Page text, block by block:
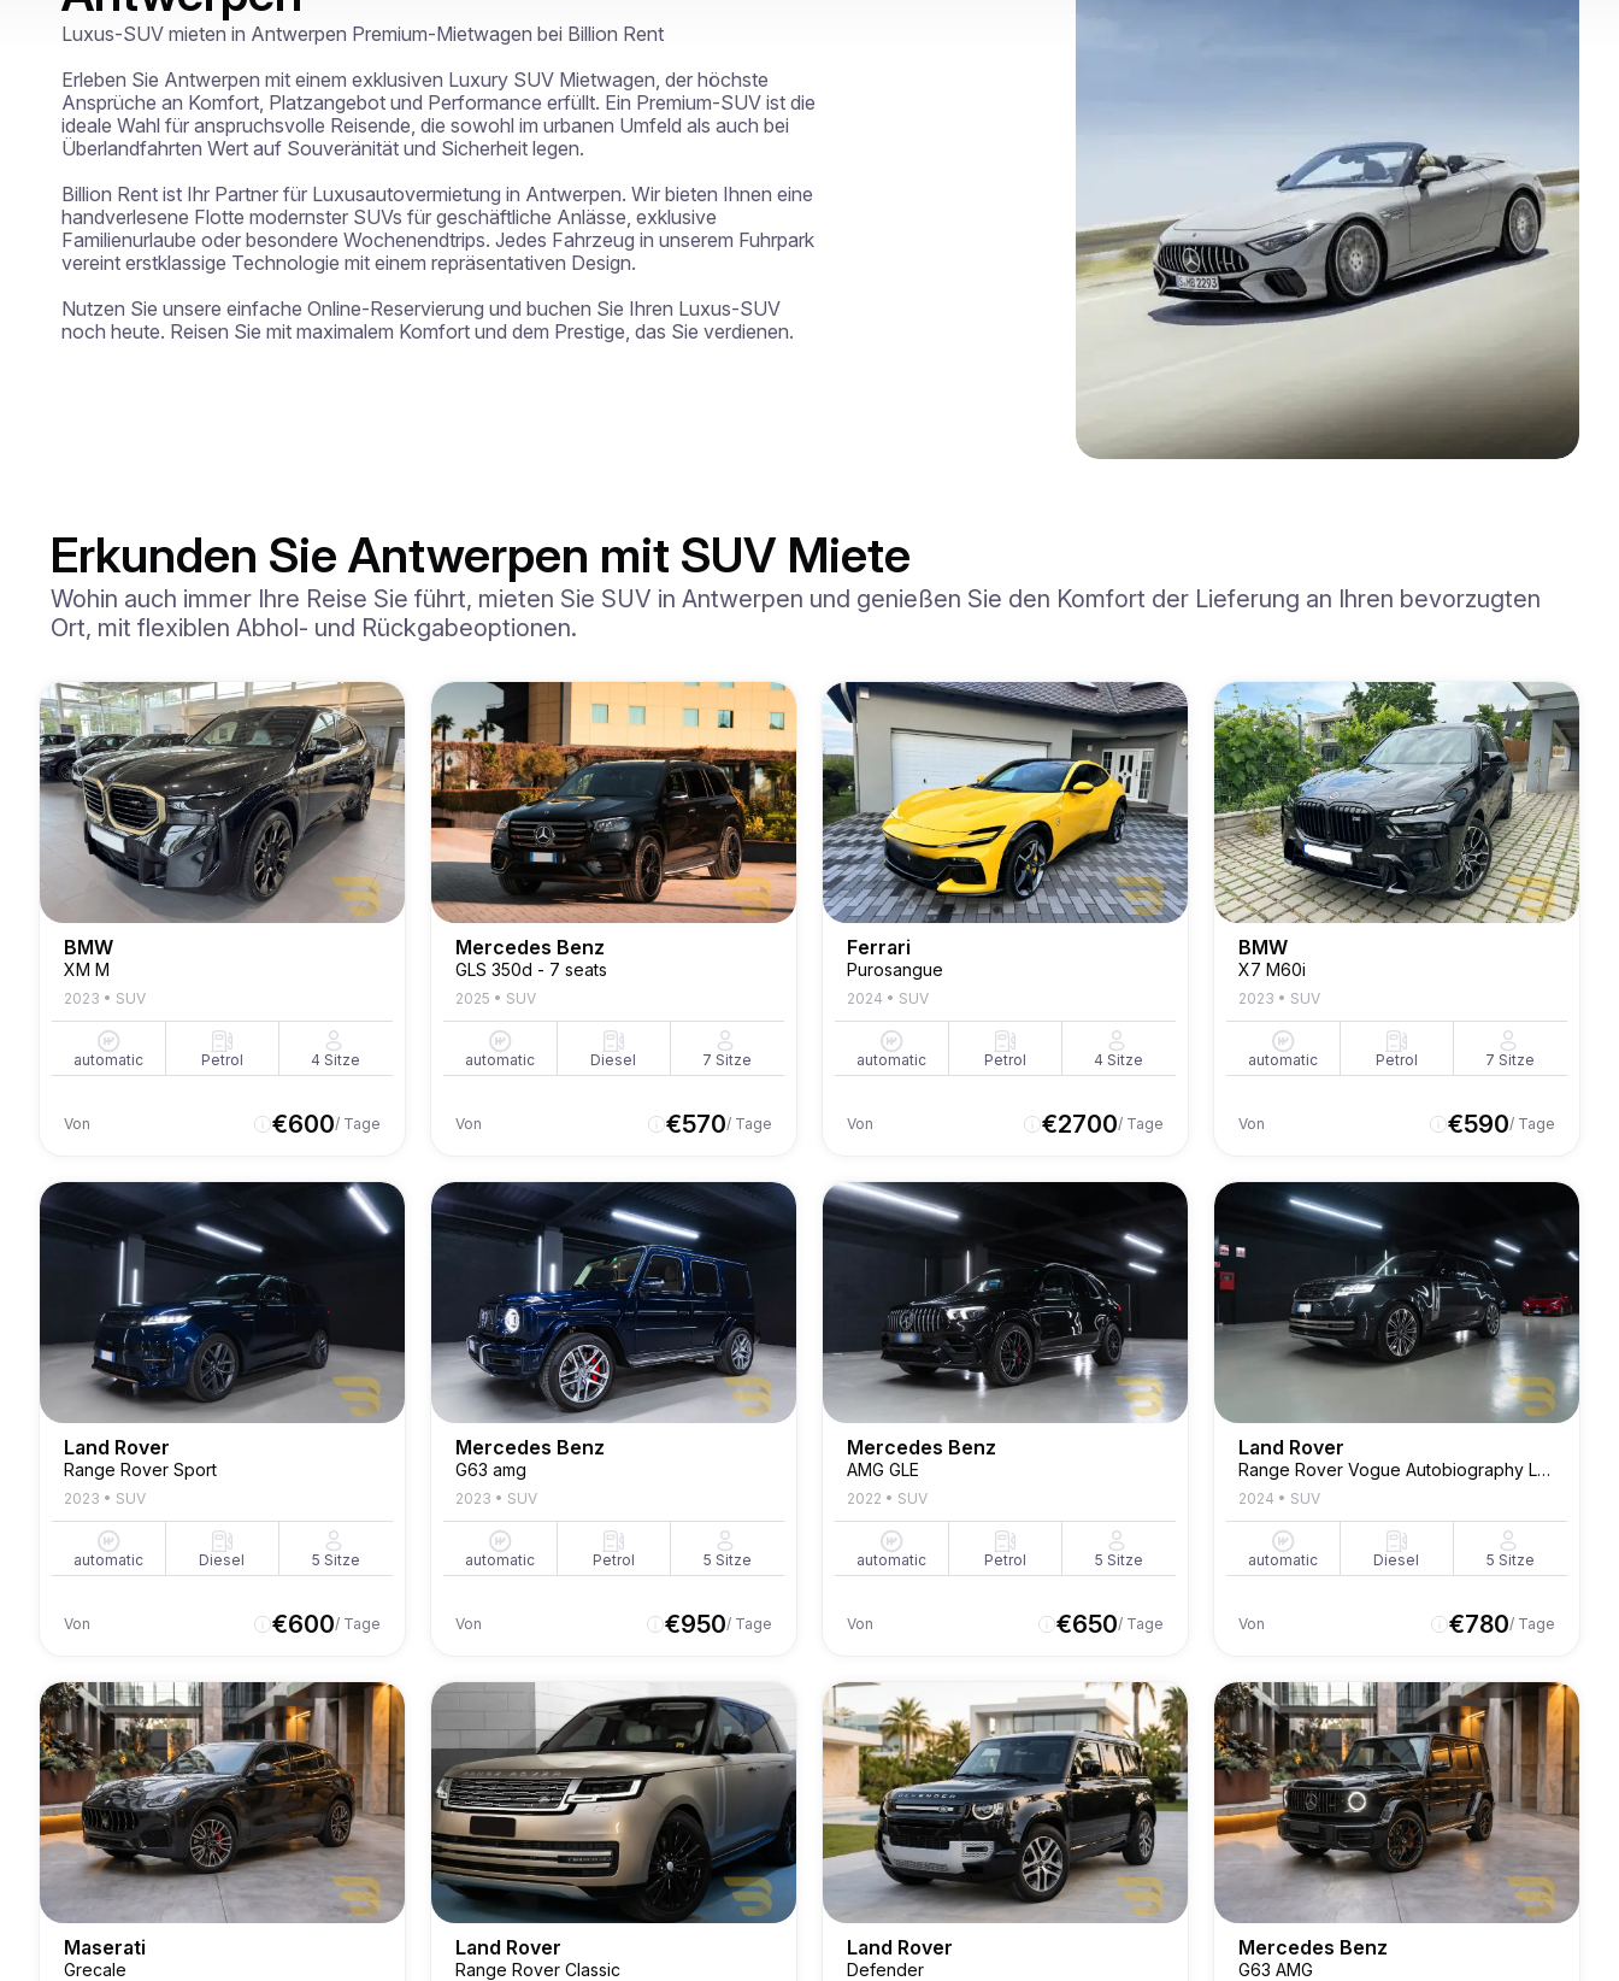
Luxus-SUV mieten in Antwerpen Premium-Mietwagen bei Billion Rent
Erleben Sie Antwerpen mit einem exklusiven Luxury SUV Mietwagen, der höchste
Ansprüche an Komfort, Platzangebot und Performance erfüllt. Ein Premium-SUV ist die
ideale Wahl für anspruchsvolle Reisende, die sowohl im urbanen Umfeld als auch bei
Überlandfahrten Wert auf Souveränität und Sicherheit legen.
Billion Rent ist Ihr Partner für Luxusautovermietung in Antwerpen. Wir bieten Ihnen eine
handverlesene Flotte modernster SUVs für geschäftliche Anlässe, exklusive
Familienurlaube oder besondere Wochenendtrips. Jedes Fahrzeug in unserem Fuhrpark
vereint erstklassige Technologie mit einem repräsentativen Design.
Nutzen Sie unsere einfache Online-Reservierung und buchen Sie Ihren Luxus-SUV
noch heute. Reisen Sie mit maximalem Komfort und dem Prestige, das Sie verdienen.
Erkunden Sie Antwerpen mit SUV Miete
Wohin auch immer Ihre Reise Sie führt, mieten Sie SUV in Antwerpen und genießen Sie den Komfort der Lieferung an Ihren bevorzugten
Ort, mit flexiblen Abhol- und Rückgabeoptionen.
BMW
XM M
2023 • SUV
automatic Petrol 4 Sitze
Von €600/ Tage
Mercedes Benz
GLS 350d - 7 seats
2025 • SUV
automatic Diesel 7 Sitze
Von €570/ Tage
Ferrari
Purosangue
2024 • SUV
automatic Petrol 4 Sitze
Von €2700/ Tage
BMW
X7 M60i
2023 • SUV
automatic Petrol 7 Sitze
Von €590/ Tage
Land Rover
Range Rover Sport
2023 • SUV
automatic Diesel 5 Sitze
Von €600/ Tage
Mercedes Benz
G63 amg
2023 • SUV
automatic Petrol 5 Sitze
Von €950/ Tage
Mercedes Benz
AMG GLE
2022 • SUV
automatic Petrol 5 Sitze
Von €650/ Tage
Land Rover
Range Rover Vogue Autobiography Long P530
2024 • SUV
automatic Diesel 5 Sitze
Von €780/ Tage
Maserati
Grecale
Land Rover
Range Rover Classic
Land Rover
Defender
Mercedes Benz
G63 AMG